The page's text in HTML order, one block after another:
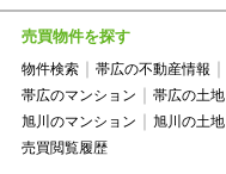
売買物件を探す
物件検索 帯広の不動産情報
帯広のマンション
帯広の土地
旭川のマンション
旭川の土地
売買閲覧履歴